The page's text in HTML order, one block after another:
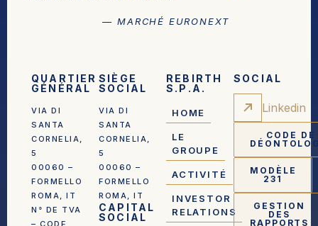
— MARCHÉ EURONEXT
QUARTIER
GÉNÉRAL
VIA DI
SANTA
CORNELIA,
5
00060 –
FORMELLO
ROMA, IT
N° DE TVA
– CODE
SIÈGE
SOCIAL
VIA DI
SANTA
CORNELIA,
5
00060 –
FORMELLO
ROMA, IT
CAPITAL
SOCIAL
REBIRTH
S.P.A.
HOME
LE
GROUPE
ACTIVITÉ
INVESTOR
RELATIONS
SOCIAL
Linkedin
CODE DE
MODÈLE
231
GESTION
DES
RAPPORTS